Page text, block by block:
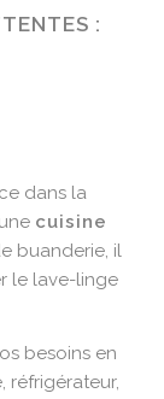
:
dans la
cuisine
buanderie, il
le lave-linge
besoins en
réfrigérateur,